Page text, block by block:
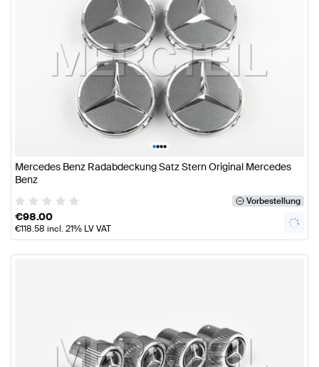
••••
Mercedes Benz Radabdeckung Satz Stern Original Mercedes
Benz
Vorbestellung
€98.00
€118.58 incl. 21% LV VAT